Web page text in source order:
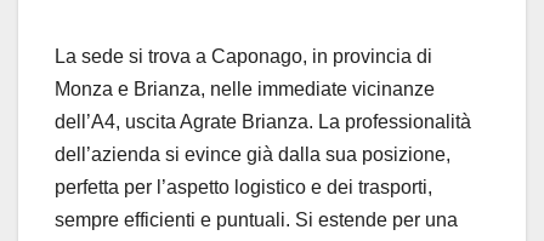
La sede si trova a Caponago, in provincia di
Monza e Brianza, nelle immediate vicinanze
dell’A4, uscita Agrate Brianza. La professionalità
dell’azienda si evince già dalla sua posizione,
perfetta per l’aspetto logistico e dei trasporti,
sempre efficienti e puntuali. Si estende per una